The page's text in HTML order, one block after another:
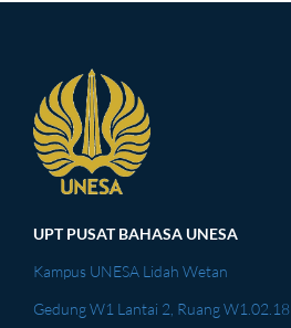
UPT PUSAT BAHASA UNESA
Kampus UNESA Lidah Wetan
Gedung W1 Lantai 2, Ruang W1.02.18